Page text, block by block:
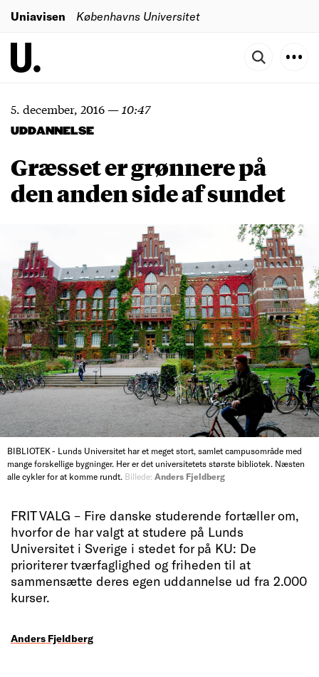
Uniavisen Københavns Universitet
5. december, 2016— 10:47
UDDANNELSE
Græsset er grønnere på
den anden side af sundet
BIBLIOTEK - Lunds Universitet har et meget stort, samlet campusområde med
mange forskellige bygninger. Her er det universitetets største bibliotek. Næsten
alle cykler for at komme rundt. Billede: Anders Fjeldberg
FRIT VALG – Fire danske studerende fortæller om,
hvorfor de har valgt at studere på Lunds
Universitet i Sverige i stedet for på KU: De
prioriterer tværfaglighed og friheden til at
sammensætte deres egen uddannelse ud fra 2.000
kurser.
Anders Fjeldberg